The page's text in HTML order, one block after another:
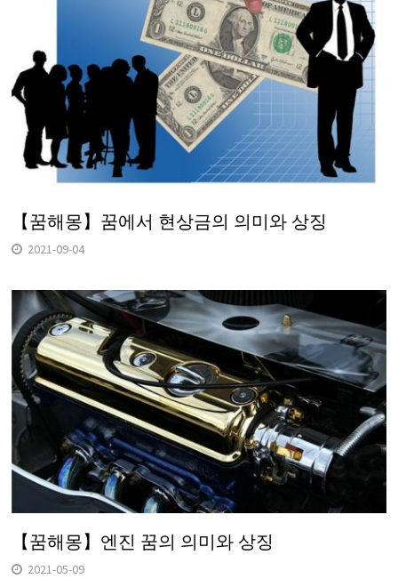
【꿈해몽】꿈에서 현상금의 의미와 상징
2021-09-04
【꿈해몽】엔진 꿈의 의미와 상징
2021-05-09